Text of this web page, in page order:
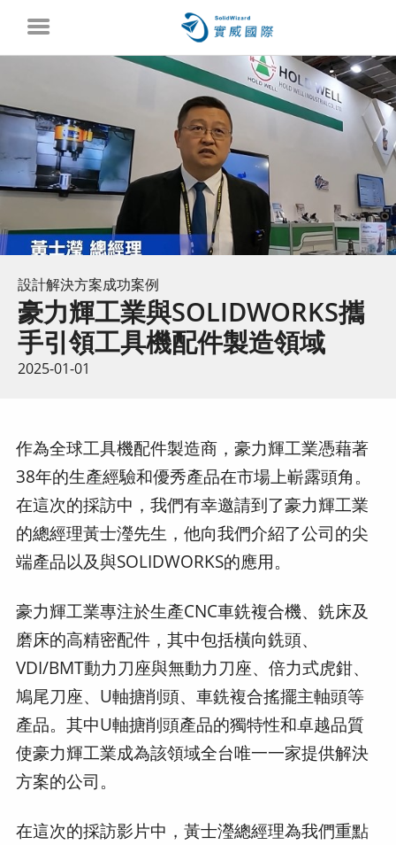
設計解決方案成功案例
豪力輝工業與SOLIDWORKS攜
手引領工具機配件製造領域
2025-01-01
作為全球工具機配件製造商，豪力輝工業憑藉著
38年的生產經驗和優秀產品在市場上嶄露頭角。
在這次的採訪中，我們有幸邀請到了豪力輝工業
的總經理黃士瀅先生，他向我們介紹了公司的尖
端產品以及與SOLIDWORKS的應用。
豪力輝工業專注於生產CNC車銑複合機、銑床及
磨床的高精密配件，其中包括橫向銑頭、
VDI/BMT動力刀座與無動力刀座、倍力式虎鉗、
鳩尾刀座、U軸搪削頭、車銑複合搖擺主軸頭等
產品。其中U軸搪削頭產品的獨特性和卓越品質
使豪力輝工業成為該領域全台唯一一家提供解決
方案的公司。
在這次的採訪影片中，黃士瀅總經理為我們重點